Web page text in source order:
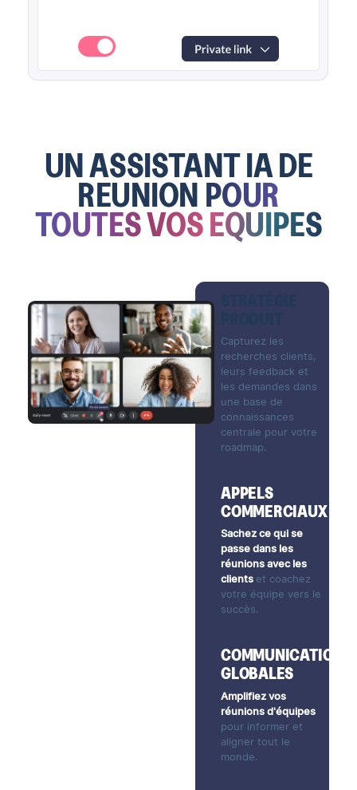
UN ASSISTANT IA DE
REUNION POUR
TOUTES VOS EQUIPES
Capturez les
recherches clients,
leurs feedback et
les demandes dans
une base de
connaissances
centrale pour votre
roadmap.
APPELS
COMMERCIAUX
Sachez ce qui se
passe dans les
réunions avec les
clients et coachez
votre équipe vers le
succès.
COMMUNICATIONS
GLOBALES
Amplifiez vos
réunions d'équipes
pour informer et
aligner tout le
monde.